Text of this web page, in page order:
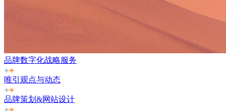
品牌数字化战略服务
唯引观点与动态
品牌策划&网站设计